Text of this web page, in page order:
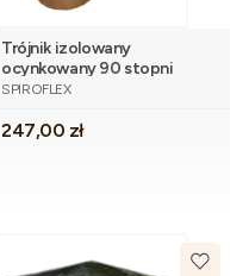
Trójnik izolowany
ocynkowany 90 stopni
fi100/150
PRODUCENT
SPIROFLEX
Cena
247,00 zł